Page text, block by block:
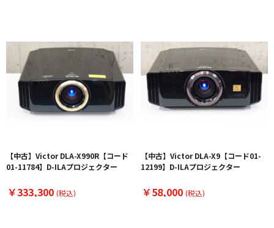
【中古】Victor DLA-X990R【コード
01-11784】D-ILAプロジェクター
￥333,300 (税込)
【中古】Victor DLA-X9【コード01-
12199】D-ILAプロジェクター
￥58,000 (税込)